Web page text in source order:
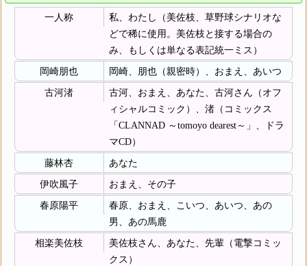
一人称
私、わたし（美佐枝、草野球シナリオな
どで稀に使用。美佐枝と接する場合の
み、もしくは単なる表記統一ミス）
岡崎朋也
岡崎、朋也（親密時）、おまえ、あいつ
古河渚
古河、おまえ、あなた、古河さん（オフ
ィシャルコミック）、渚（コミックス
「CLANNAD ～tomoyo dearest～」、ドラ
マCD）
藤林杏
あなた
伊吹風子
おまえ、その子
春原陽平
春原、おまえ、こいつ、あいつ、あの
男、あの馬鹿
相楽美佐枝
美佐枝さん、あなた、先輩（電撃コミッ
クス）